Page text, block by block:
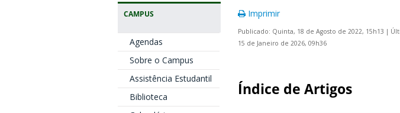
CAMPUS
Agendas
Sobre o Campus
Assistência Estudantil
Biblioteca
Imprimir
Publicado: Quinta, 18 de Agosto de 2022, 15h13 |
15 de Janeiro de 2026, 09h36
Índice de Artigos